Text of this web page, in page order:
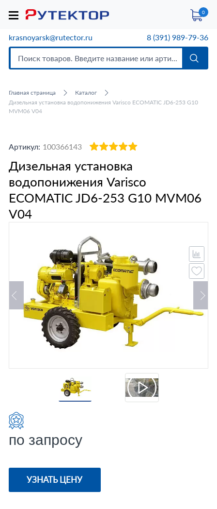
0
krasnoyarsk@rutector.ru 8 (391) 989-79-36
Главная страница
Каталог
Дизельная установка водопонижения Varisco ECOMATIC JD6-253 G10
MVM06 V04
Артикул: 100366143
Дизельная установка
водопонижения Varisco
ECOMATIC JD6-253 G10 MVM06
V04
по запросу
УЗНАТЬ ЦЕНУ